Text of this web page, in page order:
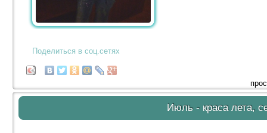
Поделиться в соц.сетях
Июль - краса лета,